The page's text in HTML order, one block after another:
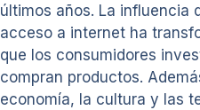
últimos años. La influencia
acceso a internet ha
que los consumidores
compran productos.
economía, la cultura y las